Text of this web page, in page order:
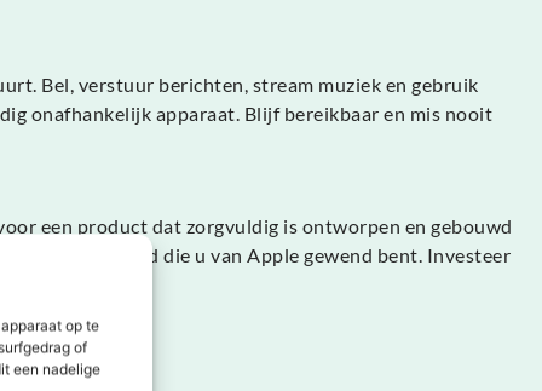
op te
of
een nadelige
Bel, verstuur berichten, stream muziek en gebruik
onafhankelijk apparaat. Blijf bereikbaar en mis nooit
een product dat zorgvuldig is ontworpen en gebouwd
die u van Apple gewend bent. Investeer